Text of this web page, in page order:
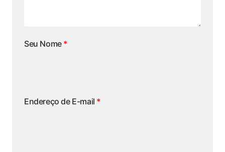
Seu Nome *
Endereço de E-mail *